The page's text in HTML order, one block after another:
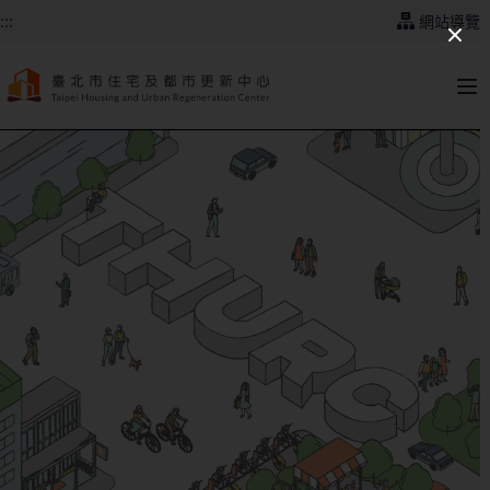
跳到主要內容
::: 網站導覽
:::